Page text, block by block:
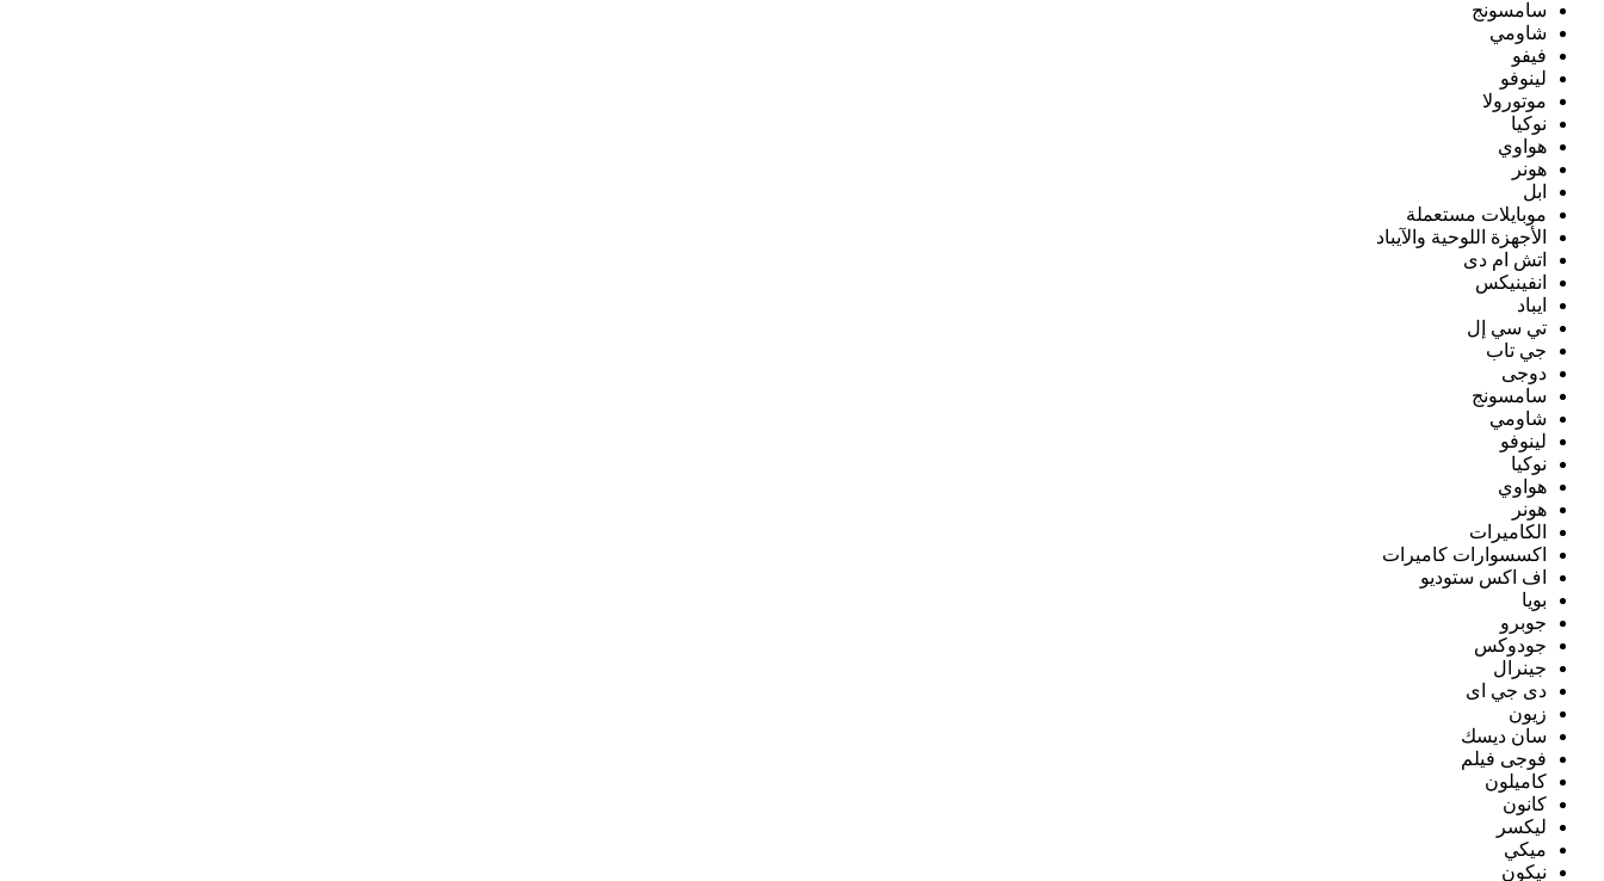
سامسونج
شاومي
فيفو
لينوفو
موتورولا
نوكيا
هواوي
هونر
ابل
موبايلات مستعملة
الأجهزة اللوحية والآيباد
اتش ام دى
انفينيكس
ايباد
تي سي إل
جي تاب
دوجى
سامسونج
شاومي
لينوفو
نوكيا
هواوي
هونر
الكاميرات
اكسسوارات كاميرات
اف اكس ستوديو
بويا
جوبرو
جودوكس
جينرال
دى جي اى
زيون
سان ديسك
فوجى فيلم
كاميلون
كانون
ليكسر
ميكي
نيكون